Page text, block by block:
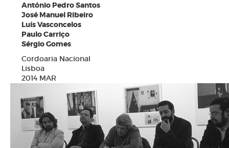
António Pedro Santos
José Manuel Ribeiro
Luís Vasconcelos
Paulo Carriço
Sérgio Gomes
Cordoaria Nacional
Lisboa
2014 MAR